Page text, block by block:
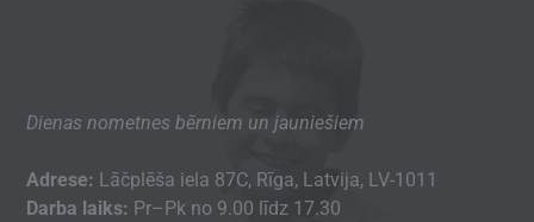
Dienas nometnes bērniem un jauniešiem
Adrese: Lāčplēša iela 87C, Rīga, Latvija, LV-1011
Darba laiks: Pr–Pk no 9.00 līdz 17.30